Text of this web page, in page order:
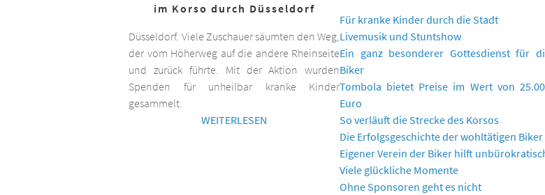
im Korso durch Düsseldorf
Düsseldorf. Viele Zuschauer säumten den Weg,
der vom Höherweg auf die andere Rheinseite
und zurück führte. Mit der Aktion wurden
Spenden für unheilbar kranke Kinder
gesammelt.
WEITERLESEN
Für kranke Kinder durch die Stadt
Livemusik und Stuntshow
Ein ganz besonderer Gottesdienst für
Biker
Tombola bietet Preise im Wert von
Euro
So verläuft die Strecke des Korsos
Die Erfolgsgeschichte der wohltätigen Biker
Eigener Verein der Biker hilft
Viele glückliche Momente
Ohne Sponsoren geht es nicht